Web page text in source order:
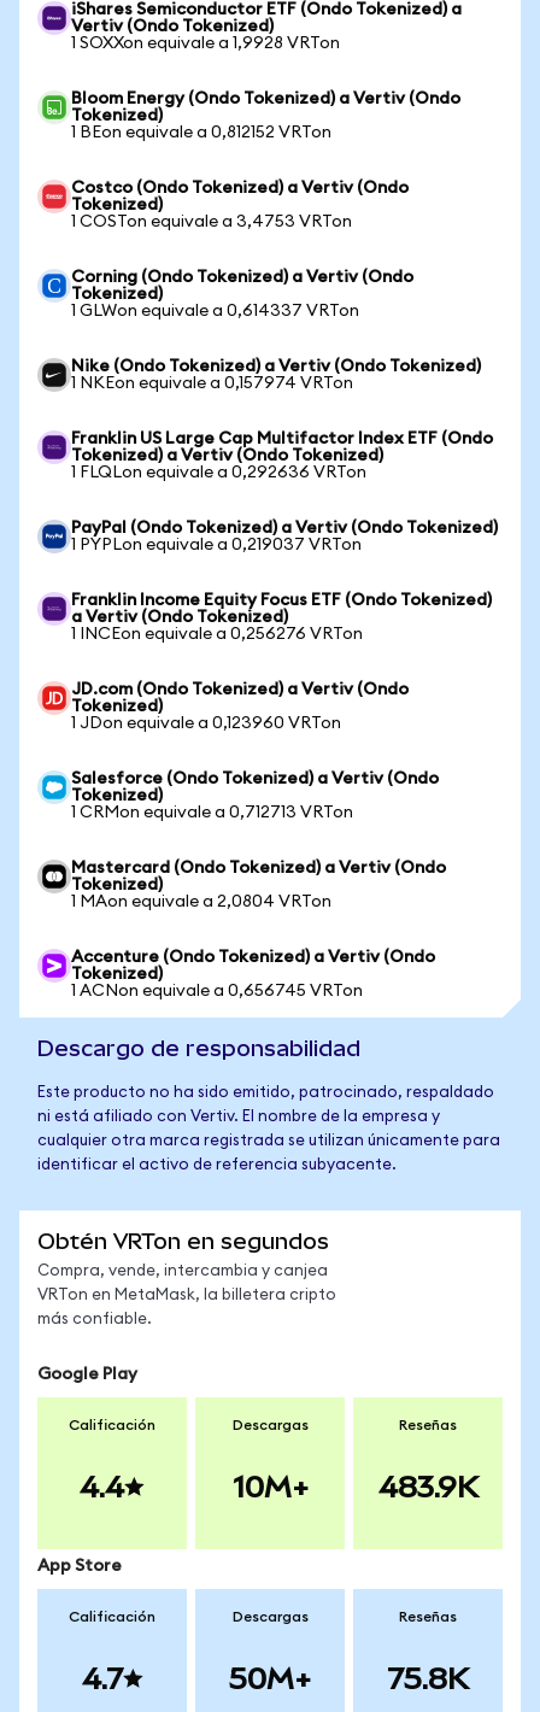
iShares Semiconductor ETF (Ondo Tokenized) a
Vertiv (Ondo Tokenized)
1 SOXXon equivale a 1,9928 VRTon
Bloom Energy (Ondo Tokenized) a Vertiv (Ondo
Tokenized)
1 BEon equivale a 0,812152 VRTon
Costco (Ondo Tokenized) a Vertiv (Ondo
Tokenized)
1 COSTon equivale a 3,4753 VRTon
Corning (Ondo Tokenized) a Vertiv (Ondo
Tokenized)
1 GLWon equivale a 0,614337 VRTon
Nike (Ondo Tokenized) a Vertiv (Ondo Tokenized)
1 NKEon equivale a 0,157974 VRTon
Franklin US Large Cap Multifactor Index ETF (Ondo
Tokenized) a Vertiv (Ondo Tokenized)
1 FLQLon equivale a 0,292636 VRTon
PayPal (Ondo Tokenized) a Vertiv (Ondo Tokenized)
1 PYPLon equivale a 0,219037 VRTon
Franklin Income Equity Focus ETF (Ondo Tokenized)
a Vertiv (Ondo Tokenized)
1 INCEon equivale a 0,256276 VRTon
JD.com (Ondo Tokenized) a Vertiv (Ondo
Tokenized)
1 JDon equivale a 0,123960 VRTon
Salesforce (Ondo Tokenized) a Vertiv (Ondo
Tokenized)
1 CRMon equivale a 0,712713 VRTon
Mastercard (Ondo Tokenized) a Vertiv (Ondo
Tokenized)
1 MAon equivale a 2,0804 VRTon
Accenture (Ondo Tokenized) a Vertiv (Ondo
Tokenized)
1 ACNon equivale a 0,656745 VRTon
Descargo de responsabilidad
Este producto no ha sido emitido, patrocinado, respaldado
ni está afiliado con Vertiv. El nombre de la empresa y
cualquier otra marca registrada se utilizan únicamente para
identificar el activo de referencia subyacente.
Obtén VRTon en segundos
Compra, vende, intercambia y canjea
VRTon en MetaMask, la billetera cripto
más confiable.
Google Play
Calificación
4.4
Descargas
10M+
Reseñas
483.9K
App Store
Calificación
4.7
Descargas
50M+
Reseñas
75.8K